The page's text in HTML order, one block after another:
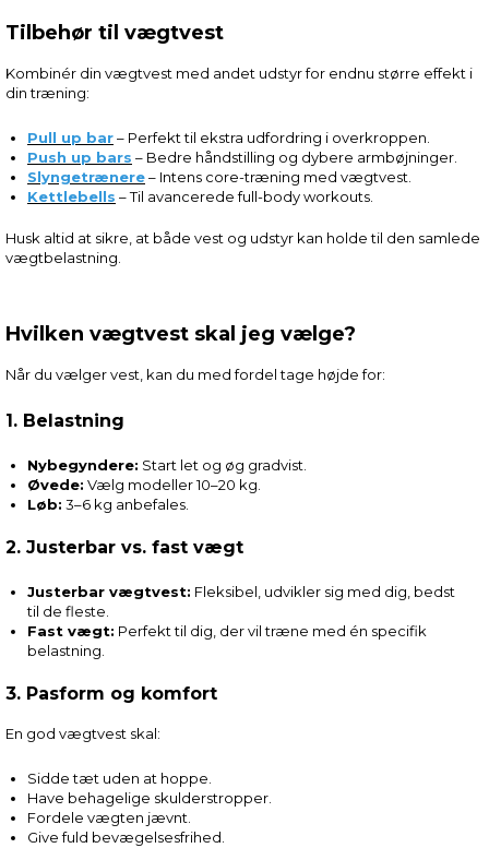
Tilbehør til vægtvest
Kombinér din vægtvest med andet udstyr for endnu større effekt i
din træning:
Pull up bar– Perfekt til ekstra udfordring i overkroppen.
Push up bars – Bedre håndstilling og dybere armbøjninger.
Slyngetrænere– Intens core-træning med vægtvest.
Kettlebells – Til avancerede full-body workouts.
Husk altid at sikre, at både vest og udstyr kan holde til den samlede
vægtbelastning.
Hvilken vægtvest skal jeg vælge?
Når du vælger vest, kan du med fordel tage højde for:
1. Belastning
Nybegyndere: Start let og øg gradvist.
Øvede: Vælg modeller 10–20 kg.
Løb: 3–6 kg anbefales.
2. Justerbar vs. fast vægt
Justerbar vægtvest: Fleksibel, udvikler sig med dig, bedst
til de fleste.
Fast vægt: Perfekt til dig, der vil træne med én specifik
belastning.
3. Pasform og komfort
En god vægtvest skal:
Sidde tæt uden at hoppe.
Have behagelige skulderstropper.
Fordele vægten jævnt.
Give fuld bevægelsesfrihed.